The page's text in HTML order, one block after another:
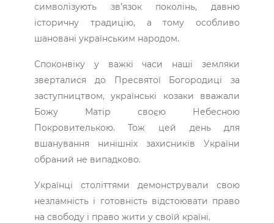
символізують зв’язок поколінь, давню
історичну традицію, а тому особливо
шановані українським народом.
Споконвіку у важкі часи наші земляки
зверталися до Пресвятої Богородиці за
заступництвом, українські козаки вважали
Божу Матір своєю Небесною
Покровителькою. Тож цей день для
вшанування нинішніх захисників України
обраний не випадково.
Українці століттями демонстрували свою
незламність і готовність відстоювати право
на свободу і право жити у своїй країні.